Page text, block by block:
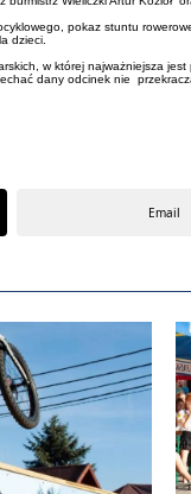
pokaz stuntu
dzieci.
w której najważniejsza
dany odcinek nie
Email